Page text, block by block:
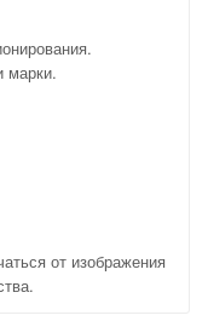
марки.
от изображения